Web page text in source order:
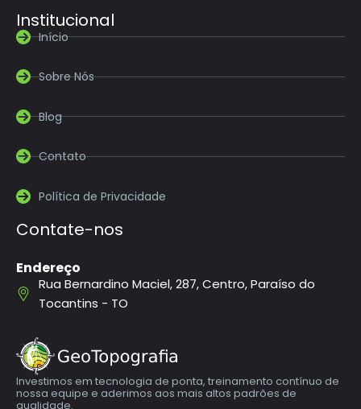
Institucional
Início
Sobre Nós
Blog
Contato
Política de Privacidade
Contate-nos
Endereço
Rua Bernardino Maciel, 287, Centro, Paraíso do
Tocantins - TO
Investimos em tecnologia de ponta, treinamento contínuo de
nossa equipe e aderimos aos mais altos padrões de
qualidade.